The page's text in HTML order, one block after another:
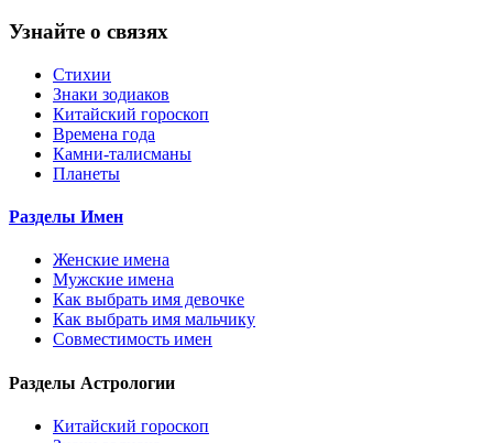
Узнайте о связях
Стихии
Знаки зодиаков
Китайский гороскоп
Времена года
Камни-талисманы
Планеты
Разделы Имен
Женские имена
Мужские имена
Как выбрать имя девочке
Как выбрать имя мальчику
Совместимость имен
Разделы Астрологии
Китайский гороскоп